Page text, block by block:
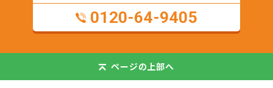
0120-64-9405
ページの 上部へ